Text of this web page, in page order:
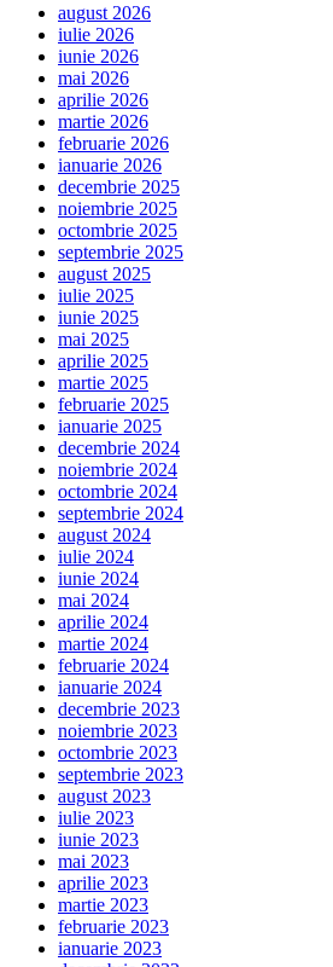
august 2026
iulie 2026
iunie 2026
mai 2026
aprilie 2026
martie 2026
februarie 2026
ianuarie 2026
decembrie 2025
noiembrie 2025
octombrie 2025
septembrie 2025
august 2025
iulie 2025
iunie 2025
mai 2025
aprilie 2025
martie 2025
februarie 2025
ianuarie 2025
decembrie 2024
noiembrie 2024
octombrie 2024
septembrie 2024
august 2024
iulie 2024
iunie 2024
mai 2024
aprilie 2024
martie 2024
februarie 2024
ianuarie 2024
decembrie 2023
noiembrie 2023
octombrie 2023
septembrie 2023
august 2023
iulie 2023
iunie 2023
mai 2023
aprilie 2023
martie 2023
februarie 2023
ianuarie 2023